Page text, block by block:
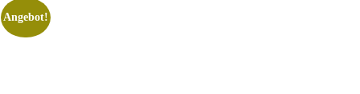
Angebot!